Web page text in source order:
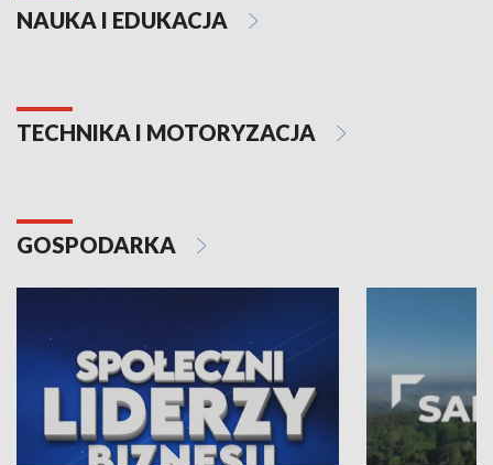
NAUKA I EDUKACJA
TECHNIKA I MOTORYZACJA
GOSPODARKA